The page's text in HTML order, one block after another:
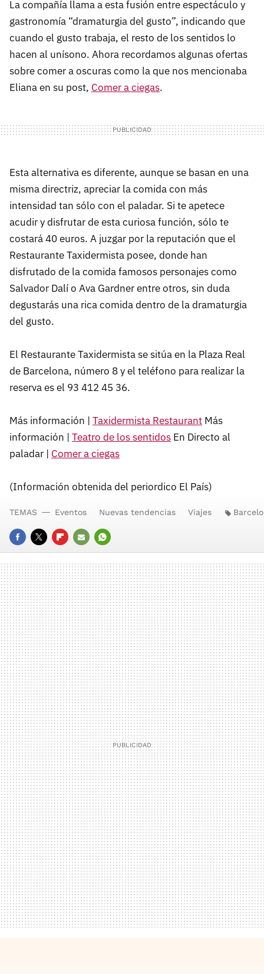
La compañía llama a esta fusión entre espectáculo y
gastronomía “dramaturgia del gusto”, indicando que
cuando el gusto trabaja, el resto de los sentidos lo
hacen al unísono. Ahora recordamos algunas ofertas
sobre comer a oscuras como la que nos mencionaba
Eliana en su post, Comer a ciegas.
Esta alternativa es diferente, aunque se basan en una
misma directriz, apreciar la comida con más
intensidad tan sólo con el paladar. Si te apetece
acudir y disfrutar de esta curiosa función, sólo te
costará 40 euros. A juzgar por la reputación que el
Restaurante Taxidermista posee, donde han
disfrutado de la comida famosos personajes como
Salvador Dalí o Ava Gardner entre otros, sin duda
degustarás una rica comida dentro de la dramaturgia
del gusto.
El Restaurante Taxidermista se sitúa en la Plaza Real
de Barcelona, número 8 y el teléfono para realizar la
reserva es el 93 412 45 36.
Más información | Taxidermista Restaurant Más
información | Teatro de los sentidos En Directo al
paladar | Comer a ciegas
(Información obtenida del periordico El País)
FACEBOOK
TWITTERFLIPBOARD
E-
MAIL
WHATSAPP
TEMAS Eventos Nuevas tendencias Viajes